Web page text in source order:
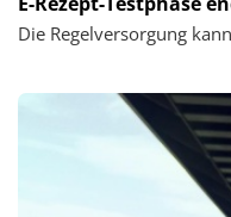
Die Regelversorgung